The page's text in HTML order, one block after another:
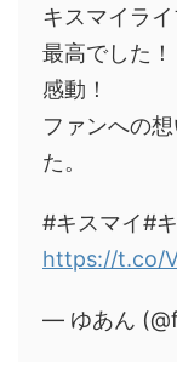
キスマイラ
最高でした！
感動！
ファンへの
た。
#キスマイ#
https://t.co/
— ゆあん